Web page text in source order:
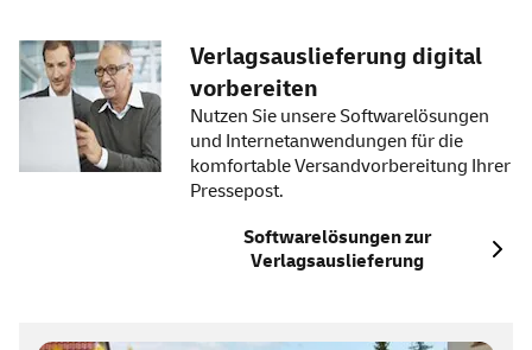
Verlagsauslieferung digital
vorbereiten
Nutzen Sie unsere Softwarelösungen
und Internetanwendungen für die
komfortable Versandvorbereitung Ihrer
Pressepost.
Softwarelösungen zur
Verlagsauslieferung